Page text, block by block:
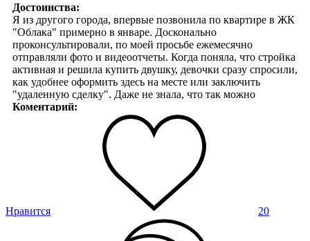
Достоинства:
Я из другого города, впервые позвонила по квартире в ЖК
"Облака" примерно в январе. Досконально
проконсультировали, по моей просьбе ежемесячно
отправляли фото и видеоотчеты. Когда поняла, что стройка
активная и решила купить двушку, девочки сразу спросили,
как удобнее оформить здесь на месте или заключить
"удаленную сделку". Даже не знала, что так можно
Коментарий:
Сберегла уйму времени и денег. Спасибо им за
внимательность к покупателям! У нас в городе о таком
приходится только мечтать, к сожалению
Нравится 20